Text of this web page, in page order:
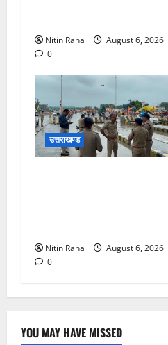
Nitin Rana
August 6, 2026
0
उत्तराखण्ड
Nitin Rana
August 6, 2026
0
YOU MAY HAVE MISSED